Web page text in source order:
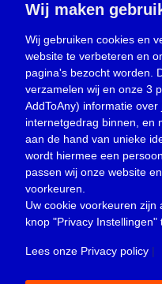
Gemeentepagina(104)
Ingezonden brief(537)
Media(156)
Nieuws (23.329)
Oproep(734)
Overlijden(39)
Podcast(18)
prijsvraag (5)
Religie (1.438)
Service(226)
Wij maken
Wij gebruiken cookies en
website te verbeteren en
pagina's bezocht worden.
verzamelen wij en onze 3
AddToAny) informatie
internetgedrag binnen, en
aan de hand van unieke
wordt hiermee een
passen wij onze website
voorkeuren.
Uw cookie voorkeuren
knop "Privacy Instellingen"
Lees onze Privacy policy |